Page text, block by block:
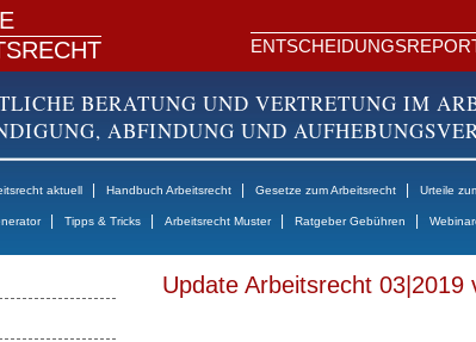
BERATUNG UND VERTRETUNG IM
ABFINDUNG UND
aktuell Handbuch Arbeitsrecht Gesetze zum Arbeitsrecht Urteile
Tipps & Tricks Arbeitsrecht Muster Ratgeber Gebühren
Update Arbeitsrecht 03|2019